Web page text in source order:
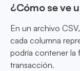
¿Cómo se ve
En un archivo
cada columna
podría contener la
transacción.